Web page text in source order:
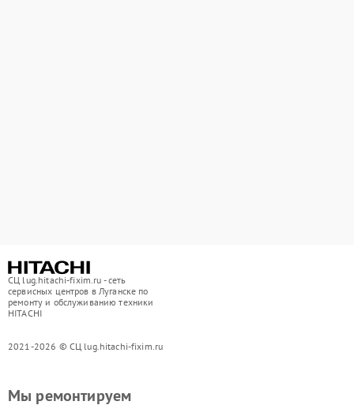
СЦ lug.hitachi-fixim.ru - сеть
сервисных центров в Луганске по
ремонту и обслуживанию техники
HITACHI
2021-2026 © СЦ lug.hitachi-fixim.ru
Мы ремонтируем